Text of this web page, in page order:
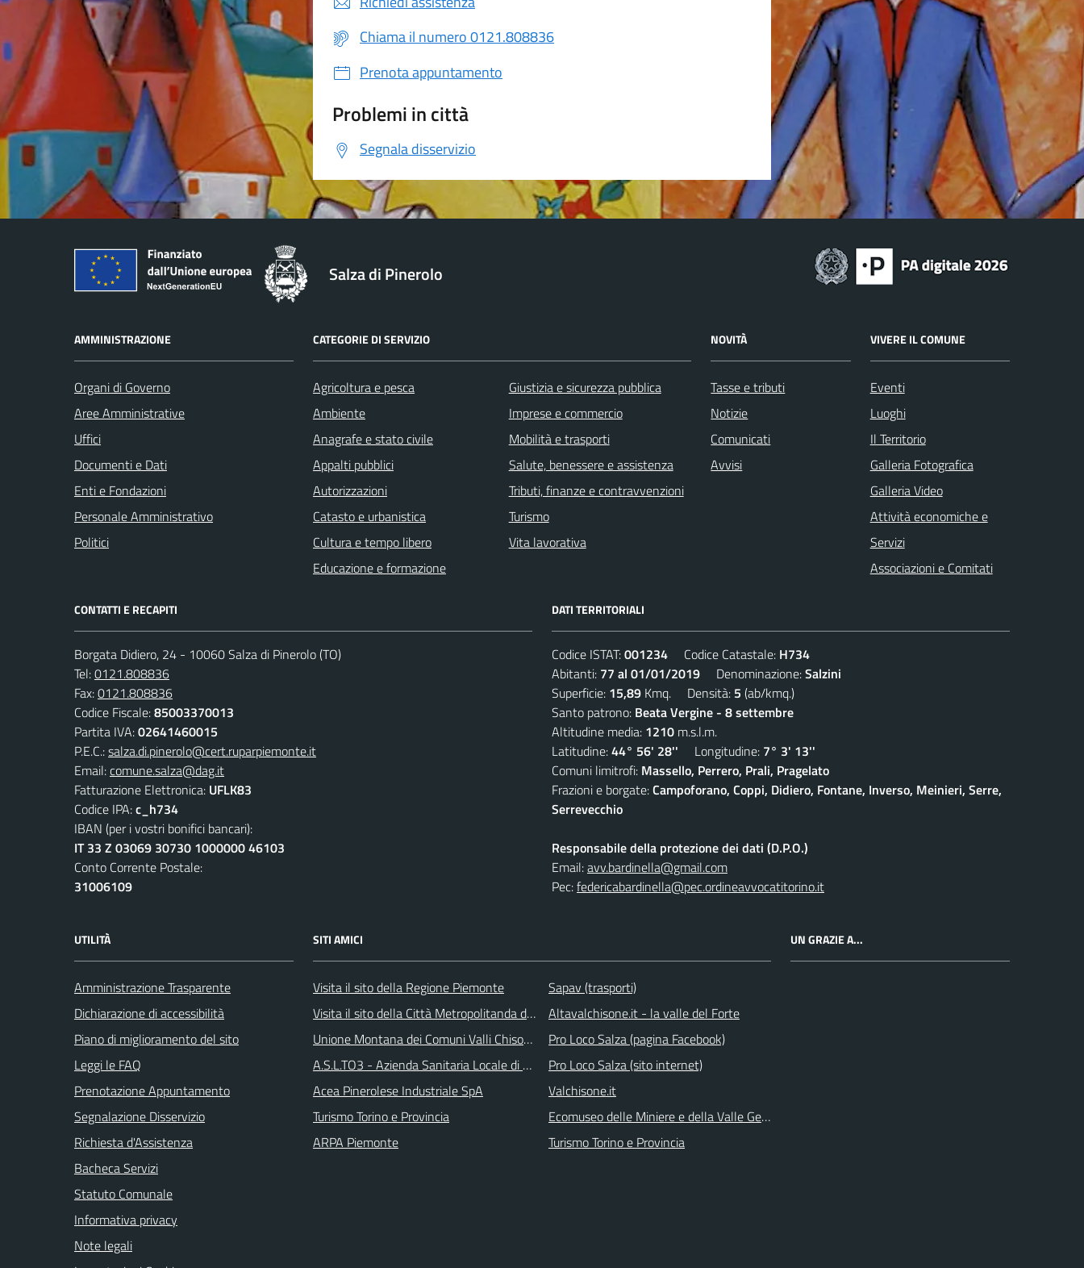
Chiama il numero 0121.808836
Prenota appuntamento
Problemi in città
Segnala disservizio
Salza di Pinerolo
AMMINISTRAZIONE
Organi di Governo
Aree Amministrative
Uffici
Documenti e Dati
Enti e Fondazioni
Personale Amministrativo
Politici
CATEGORIE DI SERVIZIO
Agricoltura e pesca
Ambiente
Anagrafe e stato civile
Appalti pubblici
Autorizzazioni
Catasto e urbanistica
Cultura e tempo libero
Educazione e formazione
Giustizia e sicurezza pubblica
Imprese e commercio
Mobilità e trasporti
Salute, benessere e assistenza
Tributi, finanze e contravvenzioni
Turismo
Vita lavorativa
NOVITÀ
Tasse e tributi
Notizie
Comunicati
Avvisi
VIVERE IL COMUNE
Eventi
Luoghi
Il Territorio
Galleria Fotografica
Galleria Video
Attività economiche e
Servizi
Associazioni e Comitati
CONTATTI E RECAPITI
Borgata Didiero, 24 - 10060 Salza di Pinerolo (TO)
Tel:0121.808836
Fax:0121.808836
Codice Fiscale:85003370013
Partita IVA:02641460015
P.E.C.:salza.di.pinerolo@cert.ruparpiemonte.it
Email:comune.salza@dag.it
Fatturazione Elettronica: UFLK83
Codice IPA:c_h734
IBAN (per i vostri bonifici bancari):
IT 33 Z 03069 30730 1000000 46103
Conto Corrente Postale:
31006109
DATI TERRITORIALI
Codice ISTAT:001234 Codice Catastale: H734
Abitanti: 77 al 01/01/2019 Denominazione:Salzini
Superficie: 15,89 Kmq. Densità: 5 (ab/kmq.)
Santo patrono: Beata Vergine - 8 settembre
Altitudine media: 1210 m.s.l.m.
Latitudine:44° 56' 28'' Longitudine: 7° 3' 13''
Comuni limitrofi: Massello, Perrero, Prali, Pragelato
Frazioni e borgate:Campoforano, Coppi, Didiero, Fontane, Inverso, Meinieri, Serre,
Serrevecchio
Responsabile della protezione dei dati (D.P.O.)
Email:avv.bardinella@gmail.com
Pec:federicabardinella@pec.ordineavvocatitorino.it
UTILITÀ
Amministrazione Trasparente
Dichiarazione di accessibilità
Piano di miglioramento del sito
Leggi le FAQ
Prenotazione Appuntamento
Segnalazione Disservizio
Richiesta d'Assistenza
Bacheca Servizi
Statuto Comunale
Informativa privacy
Note legali
SITI AMICI
Visita il sito della Regione Piemonte
Visita il sito della Città Metropolitanda di Torino
Unione Montana dei Comuni Valli Chisone e Germanasca
A.S.L.TO3 - Azienda Sanitaria Locale di Collegno e Pinerolo
Acea Pinerolese Industriale SpA
Turismo Torino e Provincia
ARPA Piemonte
Sapav (trasporti)
Altavalchisone.it - la valle del Forte
Pro Loco Salza (pagina Facebook)
Pro Loco Salza (sito internet)
Valchisone.it
Ecomuseo delle Miniere e della Valle Germanasca
Turismo Torino e Provincia
UN GRAZIE A...